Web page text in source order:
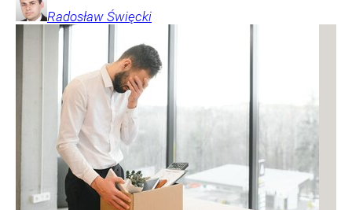
Radosław Święcki